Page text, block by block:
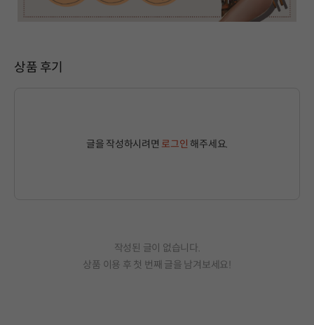
상품 후기
글을 작성하시려면 로그인 해주세요.
작성된 글이 없습니다.
상품 이용 후 첫 번째 글을 남겨보세요!